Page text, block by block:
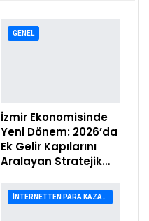
GENEL
İzmir Ekonomisinde
Yeni Dönem: 2026’da
Ek Gelir Kapılarını
Aralayan Stratejik…
İNTERNETTEN PARA KAZANMA